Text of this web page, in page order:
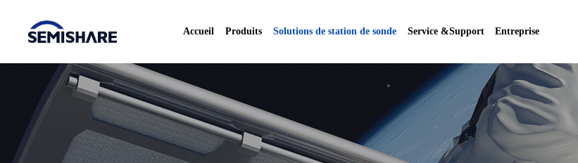
Accueil Produits Solutions de station de sonde Service &Support Entreprise